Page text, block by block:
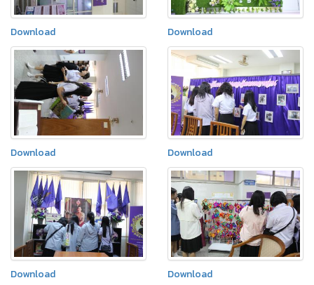
Download Download
Download Download
Download Download